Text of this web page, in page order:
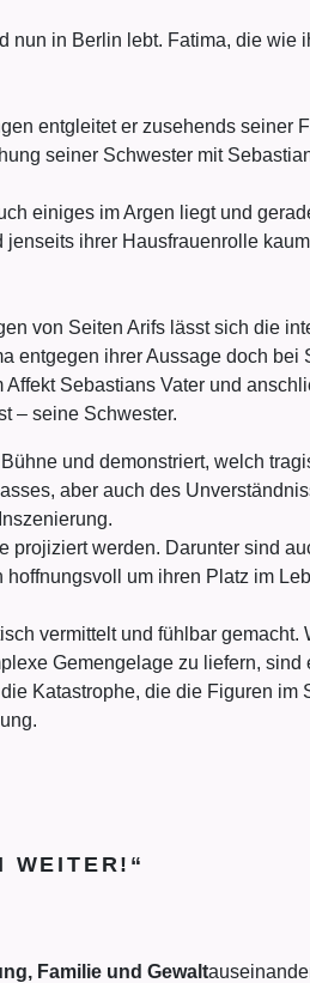
nun in Berlin lebt. Fatima, die wie
entgleitet er zusehends seiner
seiner Schwester mit
einiges im Argen liegt und
ihrer Hausfrauenrolle
von Seiten Arifs lässt sich die
entgegen ihrer Aussage doch bei
Sebastians Vater und
– seine Schwester.
und demonstriert, welch
aber auch des
werden. Darunter sind
um ihren Platz im
vermittelt und fühlbar
Gemengelage zu liefern,
Katastrophe, die die Figuren im
WEITER!“
Familie und Gewalt